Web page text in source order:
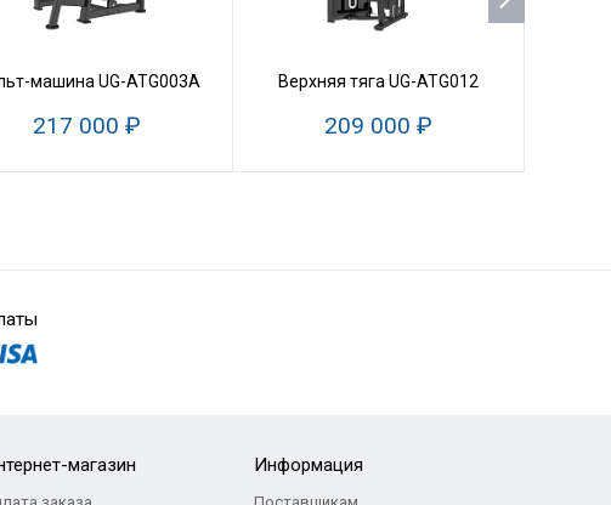
машина UG-ATG003A
217 000 ₽
Верхняя тяга UG-ATG012
209 000 ₽
магазин Информация